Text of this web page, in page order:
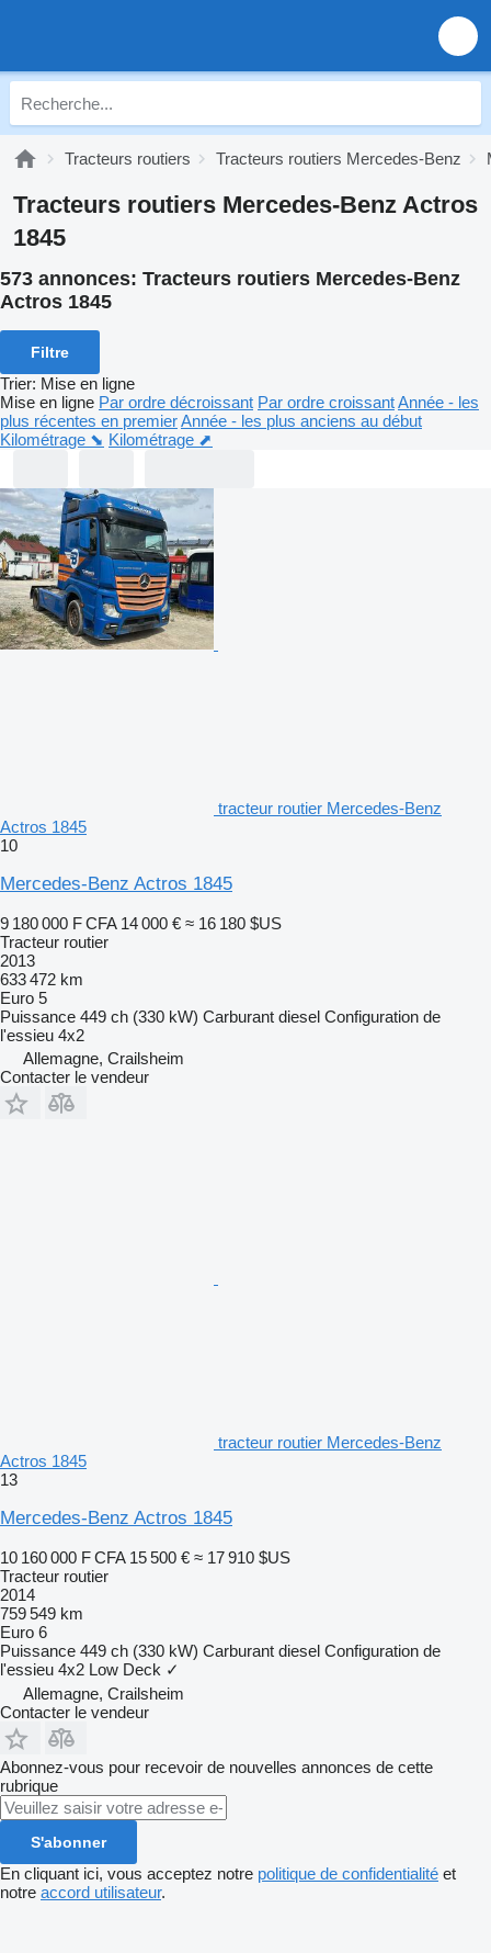
Tracteurs routiers Tracteurs routiers Mercedes-Benz
Tracteurs routiers Mercedes-Benz Actros
1845
573 annonces: Tracteurs routiers Mercedes-Benz
Actros 1845
Filtre
Trier: Mise en ligne
Mise en ligne Par ordre décroissant Par ordre croissantAnnée - les
plus récentes en premierAnnée - les plus anciens au début
Kilométrage ⬊ Kilométrage ⬈
tracteur routier Mercedes-Benz
Actros 1845
10
Mercedes-Benz Actros 1845
9 180 000 F CFA 14 000 € ≈ 16 180 $US
Tracteur routier
2013
633 472 km
Euro 5
Puissance 449 ch (330 kW) Carburant diesel Configuration de
l'essieu 4x2
Allemagne, Crailsheim
Contacter le vendeur
tracteur routier Mercedes-Benz
Actros 1845
13
Mercedes-Benz Actros 1845
10 160 000 F CFA 15 500 € ≈ 17 910 $US
Tracteur routier
2014
759 549 km
Euro 6
Puissance 449 ch (330 kW) Carburant diesel Configuration de
l'essieu 4x2 Low Deck ✓
Allemagne, Crailsheim
Contacter le vendeur
Abonnez-vous pour recevoir de nouvelles annonces de cette
rubrique
S'abonner
En cliquant ici, vous acceptez notre politique de confidentialité et
notre accord utilisateur.